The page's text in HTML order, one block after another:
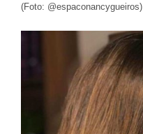
(Foto: @espaconancygueiros)